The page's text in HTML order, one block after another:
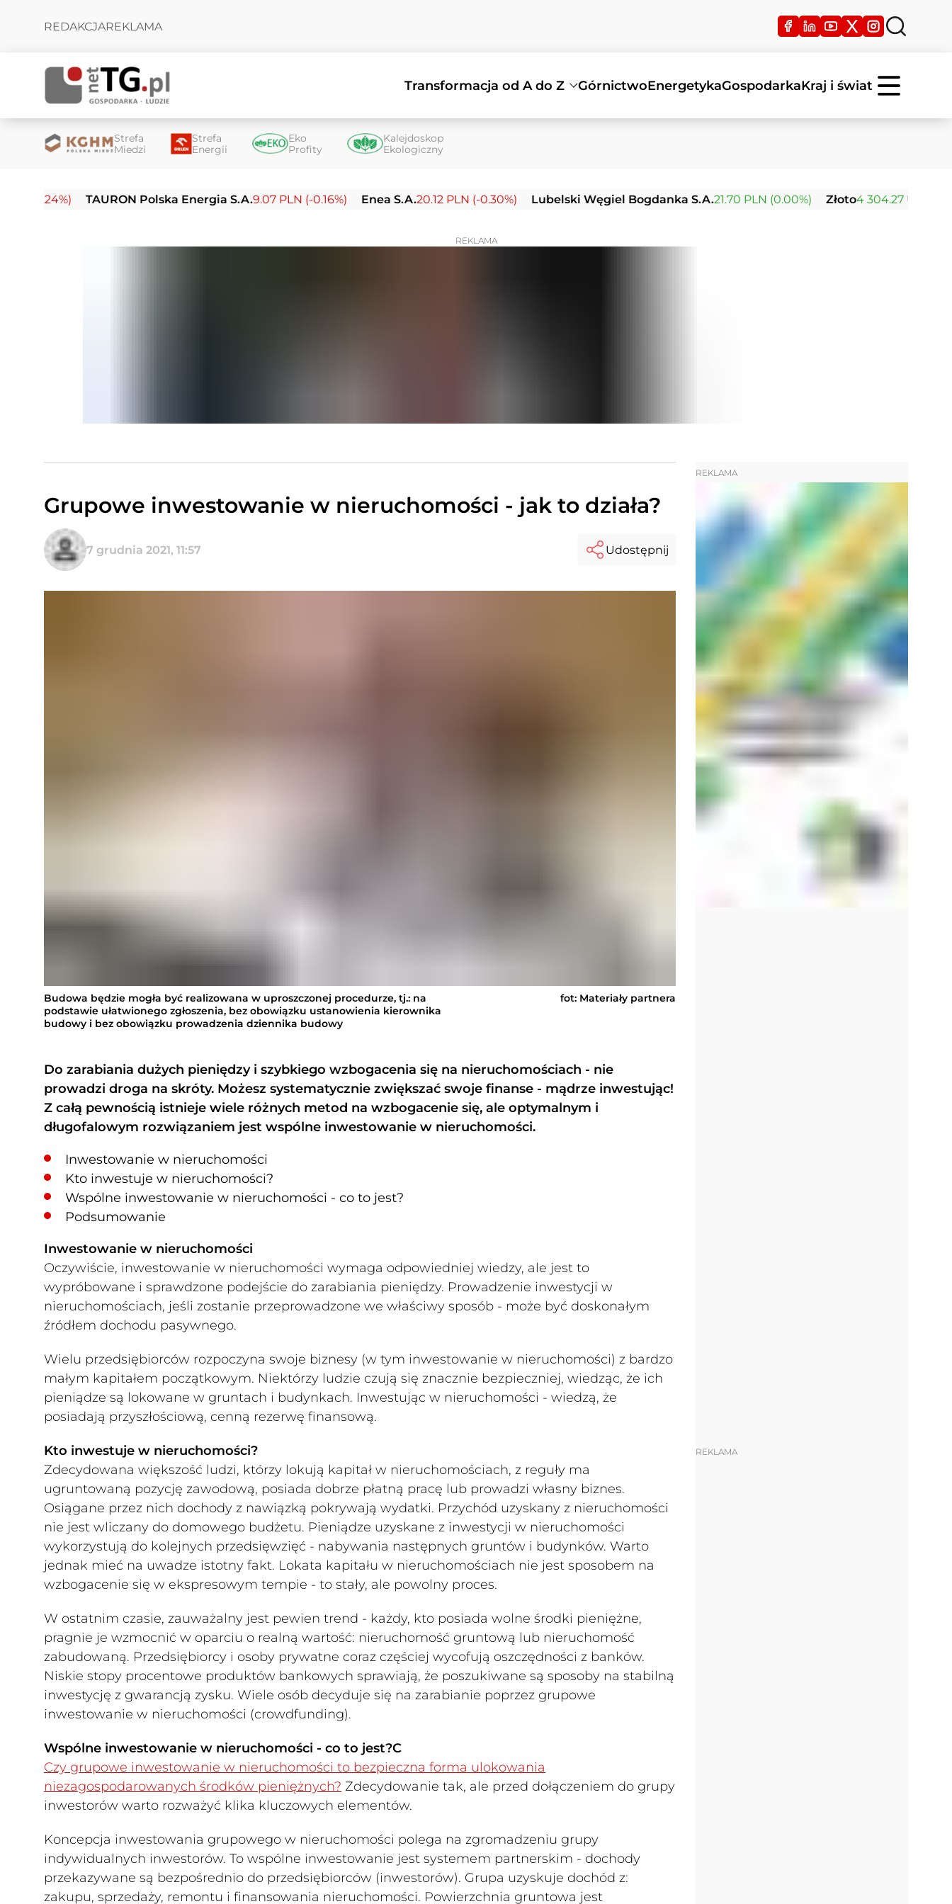
REDAKCJAREKLAMA
Transformacja od A do Z GórnictwoEnergetykaGospodarkaKraj i świat
Strefa
Miedzi
Strefa
Energii
Eko
Profity
Kalejdoskop
Ekologiczny
TAURON Polska Energia S.A.9.07 PLN (-0.16%) Enea S.A.20.12 PLN (-0.30%) Lubelski Węgiel Bogdanka S.A.21.70 PLN (0.00%) Złoto4 304.27 USD (+1.51%)
REKLAMA
Grupowe inwestowanie w nieruchomości - jak to działa?
7 grudnia 2021, 11:57 Udostępnij
Budowa będzie mogła być realizowana w uproszczonej procedurze, tj.: na
podstawie ułatwionego zgłoszenia, bez obowiązku ustanowienia kierownika
budowy i bez obowiązku prowadzenia dziennika budowy
fot: Materiały partnera
Do zarabiania dużych pieniędzy i szybkiego wzbogacenia się na nieruchomościach - nie
prowadzi droga na skróty. Możesz systematycznie zwiększać swoje finanse - mądrze inwestując!
Z całą pewnością istnieje wiele różnych metod na wzbogacenie się, ale optymalnym i
długofalowym rozwiązaniem jest wspólne inwestowanie w nieruchomości.
Inwestowanie w nieruchomości
Kto inwestuje w nieruchomości?
Wspólne inwestowanie w nieruchomości - co to jest?
Podsumowanie
Inwestowanie w nieruchomości
Oczywiście, inwestowanie w nieruchomości wymaga odpowiedniej wiedzy, ale jest to
wypróbowane i sprawdzone podejście do zarabiania pieniędzy. Prowadzenie inwestycji w
nieruchomościach, jeśli zostanie przeprowadzone we właściwy sposób - może być doskonałym
źródłem dochodu pasywnego.
Wielu przedsiębiorców rozpoczyna swoje biznesy (w tym inwestowanie w nieruchomości) z bardzo
małym kapitałem początkowym. Niektórzy ludzie czują się znacznie bezpieczniej, wiedząc, że ich
pieniądze są lokowane w gruntach i budynkach. Inwestując w nieruchomości - wiedzą, że
posiadają przyszłościową, cenną rezerwę finansową.
Kto inwestuje w nieruchomości?
Zdecydowana większość ludzi, którzy lokują kapitał w nieruchomościach, z reguły ma
ugruntowaną pozycję zawodową, posiada dobrze płatną pracę lub prowadzi własny biznes.
Osiągane przez nich dochody z nawiązką pokrywają wydatki. Przychód uzyskany z nieruchomości
nie jest wliczany do domowego budżetu. Pieniądze uzyskane z inwestycji w nieruchomości
wykorzystują do kolejnych przedsięwzięć - nabywania następnych gruntów i budynków. Warto
jednak mieć na uwadze istotny fakt. Lokata kapitału w nieruchomościach nie jest sposobem na
wzbogacenie się w ekspresowym tempie - to stały, ale powolny proces.
W ostatnim czasie, zauważalny jest pewien trend - każdy, kto posiada wolne środki pieniężne,
pragnie je wzmocnić w oparciu o realną wartość: nieruchomość gruntową lub nieruchomość
zabudowaną. Przedsiębiorcy i osoby prywatne coraz częściej wycofują oszczędności z banków.
Niskie stopy procentowe produktów bankowych sprawiają, że poszukiwane są sposoby na stabilną
inwestycję z gwarancją zysku. Wiele osób decyduje się na zarabianie poprzez grupowe
inwestowanie w nieruchomości (crowdfunding).
Wspólne inwestowanie w nieruchomości - co to jest?C
Czy grupowe inwestowanie w nieruchomości to bezpieczna forma ulokowania
niezagospodarowanych środków pieniężnych? Zdecydowanie tak, ale przed dołączeniem do grupy
inwestorów warto rozważyć klika kluczowych elementów.
Koncepcja inwestowania grupowego w nieruchomości polega na zgromadzeniu grupy
indywidualnych inwestorów. To wspólne inwestowanie jest systemem partnerskim - dochody
przekazywane są bezpośrednio do przedsiębiorców (inwestorów). Grupa uzyskuje dochód z:
zakupu, sprzedaży, remontu i finansowania nieruchomości. Powierzchnia gruntowa jest
REKLAMA
REKLAMA